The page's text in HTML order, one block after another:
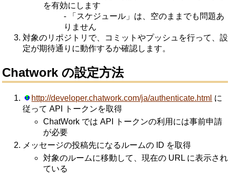
を有効にします
- 「スケジュール」は、空のままでも問題あ
りません
対象のリポジトリで、コミットやプッシュを行って、設
定が期待通りに動作するか確認します。
Chatwork の設定方法
http://developer.chatwork.com/ja/authenticate.html に
従って API トークンを取得
ChatWork では API トークンの利用には事前申請
が必要
メッセージの投稿先になるルームの ID を取得
対象のルームに移動して、現在の URL に表示され
ている